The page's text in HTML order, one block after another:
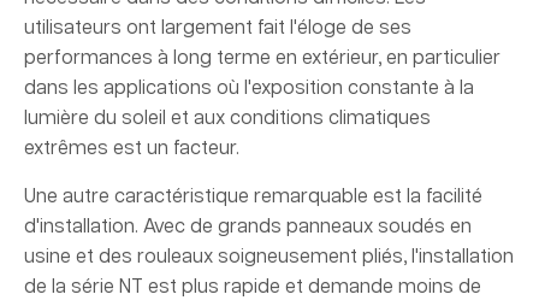
utilisateurs ont largement fait l'éloge de ses
performances à long terme en extérieur, en particulier
dans les applications où l'exposition constante à la
lumière du soleil et aux conditions climatiques
extrêmes est un facteur.
Une autre caractéristique remarquable est la facilité
d'installation. Avec de grands panneaux soudés en
usine et des rouleaux soigneusement pliés, l'installation
de la série NT est plus rapide et demande moins de